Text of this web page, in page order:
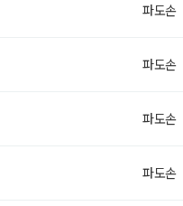
파도손
파도손
파도손
파도손